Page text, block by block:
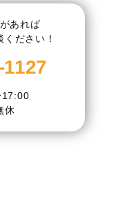
あれば
ださい！
1127
17:00
休